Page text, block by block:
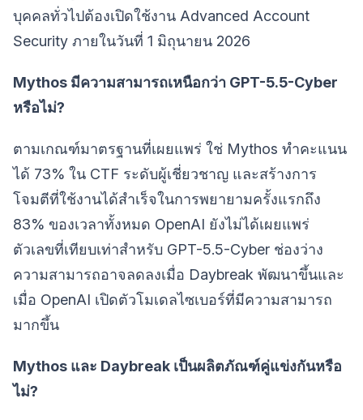
บุคคลทั่วไปต้องเปิดใช้งาน Advanced Account
Security ภายในวันที่ 1 มิถุนายน 2026
Mythos มีความสามารถเหนือกว่า GPT-5.5-Cyber
หรือไม่?
ตามเกณฑ์มาตรฐานที่เผยแพร่ ใช่ Mythos ทำคะแนน
ได้ 73% ใน CTF ระดับผู้เชี่ยวชาญ และสร้างการ
โจมตีที่ใช้งานได้สำเร็จในการพยายามครั้งแรกถึง
83% ของเวลาทั้งหมด OpenAI ยังไม่ได้เผยแพร่
ตัวเลขที่เทียบเท่าสำหรับ GPT-5.5-Cyber ช่องว่าง
ความสามารถอาจลดลงเมื่อ Daybreak พัฒนาขึ้นและ
เมื่อ OpenAI เปิดตัวโมเดลไซเบอร์ที่มีความสามารถ
มากขึ้น
Mythos และ Daybreak เป็นผลิตภัณฑ์คู่แข่งกันหรือ
ไม่?